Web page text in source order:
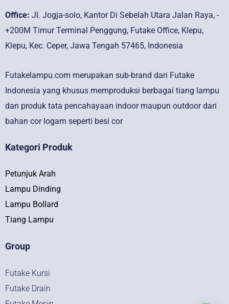
Office: Jl. Jogja-solo, Kantor Di Sebelah Utara Jalan Raya, -
+200M Timur Terminal Penggung, Futake Office, Klepu,
Klepu, Kec. Ceper, Jawa Tengah 57465, Indonesia
Futakelampu.com merupakan sub-brand dari Futake
Indonesia yang khusus memproduksi berbagai tiang lampu
dan produk tata pencahayaan indoor maupun outdoor dari
bahan cor logam seperti besi cor
Kategori Produk
Petunjuk Arah
Lampu Dinding
Lampu Bollard
Tiang Lampu
Group
Futake Kursi
Futake Drain